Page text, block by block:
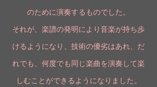
のために演奏するものでした。
それが、楽譜の発明により音楽が持ち歩
けるようになり、技術の優劣はあれ、だ
れでも、何度でも同じ楽曲を演奏して楽
しむことができるようになりました。